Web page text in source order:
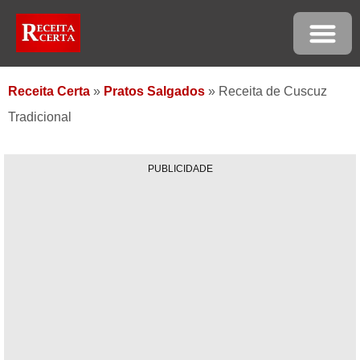
Receita Certa » Pratos Salgados » Receita de Cuscuz
Tradicional
PUBLICIDADE